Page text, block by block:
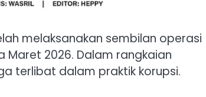
melaksanakan sembilan operasi
2026. Dalam rangkaian
terlibat dalam praktik korupsi.